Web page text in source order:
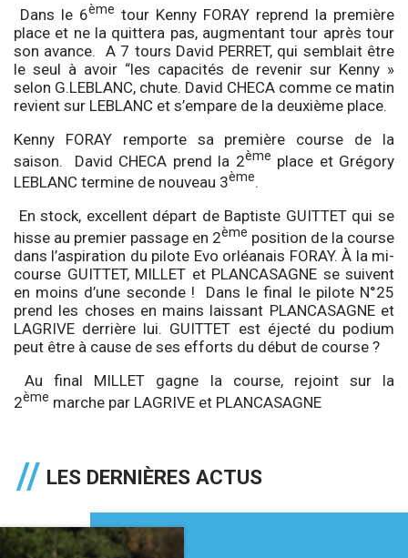
Dans le 6ème tour Kenny FORAY reprend la première
place et ne la quittera pas, augmentant tour après tour
son avance. A 7 tours David PERRET, qui semblait être
le seul à avoir “les capacités de revenir sur Kenny »
selon G.LEBLANC, chute. David CHECA comme ce matin
revient sur LEBLANC et s’empare de la deuxième place.
Kenny FORAY remporte sa première course de la
saison. David CHECA prend la 2ème place et Grégory
LEBLANC termine de nouveau 3ème.
En stock, excellent départ de Baptiste GUITTET qui se
hisse au premier passage en 2ème position de la course
dans l’aspiration du pilote Evo orléanais FORAY. À la mi-
course GUITTET, MILLET et PLANCASAGNE se suivent
en moins d’une seconde ! Dans le final le pilote N°25
prend les choses en mains laissant PLANCASAGNE et
LAGRIVE derrière lui. GUITTET est éjecté du podium
peut être à cause de ses efforts du début de course ?
Au final MILLET gagne la course, rejoint sur la
2ème marche par LAGRIVE et PLANCASAGNE
LES DERNIÈRES ACTUS